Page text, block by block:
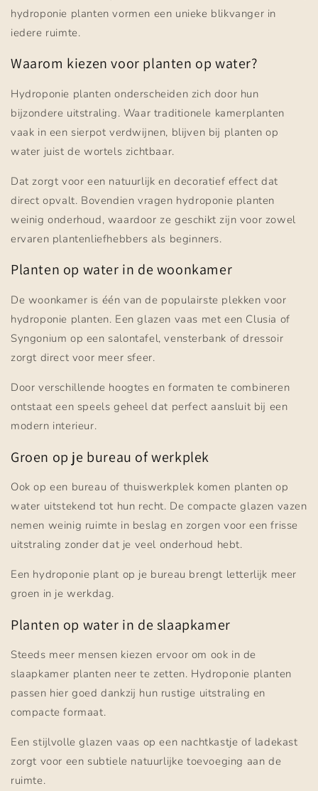
hydroponie planten vormen een unieke blikvanger in
iedere ruimte.
Waarom kiezen voor planten op water?
Hydroponie planten onderscheiden zich door hun
bijzondere uitstraling. Waar traditionele kamerplanten
vaak in een sierpot verdwijnen, blijven bij planten op
water juist de wortels zichtbaar.
Dat zorgt voor een natuurlijk en decoratief effect dat
direct opvalt. Bovendien vragen hydroponie planten
weinig onderhoud, waardoor ze geschikt zijn voor zowel
ervaren plantenliefhebbers als beginners.
Planten op water in de woonkamer
De woonkamer is één van de populairste plekken voor
hydroponie planten. Een glazen vaas met een Clusia of
Syngonium op een salontafel, vensterbank of dressoir
zorgt direct voor meer sfeer.
Door verschillende hoogtes en formaten te combineren
ontstaat een speels geheel dat perfect aansluit bij een
modern interieur.
Groen op je bureau of werkplek
Ook op een bureau of thuiswerkplek komen planten op
water uitstekend tot hun recht. De compacte glazen vazen
nemen weinig ruimte in beslag en zorgen voor een frisse
uitstraling zonder dat je veel onderhoud hebt.
Een hydroponie plant op je bureau brengt letterlijk meer
groen in je werkdag.
Planten op water in de slaapkamer
Steeds meer mensen kiezen ervoor om ook in de
slaapkamer planten neer te zetten. Hydroponie planten
passen hier goed dankzij hun rustige uitstraling en
compacte formaat.
Een stijlvolle glazen vaas op een nachtkastje of ladekast
zorgt voor een subtiele natuurlijke toevoeging aan de
ruimte.